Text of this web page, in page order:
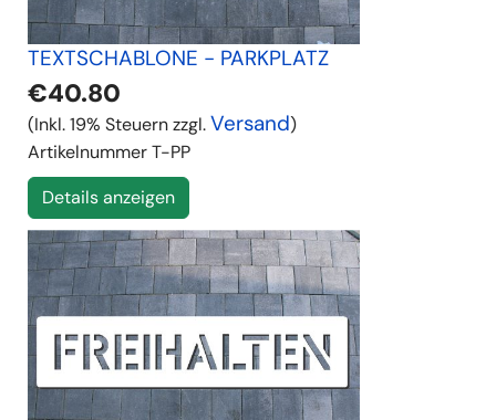
TEXTSCHABLONE - PARKPLATZ
€40.80
(Inkl. 19% Steuern zzgl.Versand)
ArtikelnummerT-PP
Details anzeigen